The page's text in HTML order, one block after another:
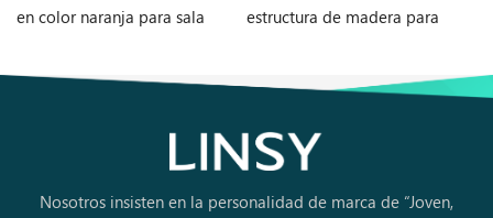
en color naranja para sala
estructura de madera para
Nosotros insisten en la personalidad de marca de “Joven,